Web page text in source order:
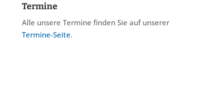
Termine
Alle unsere Termine finden Sie auf unserer
Termine-Seite.